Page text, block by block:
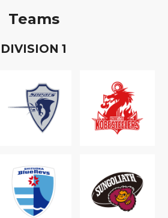
Teams
DIVISION 1